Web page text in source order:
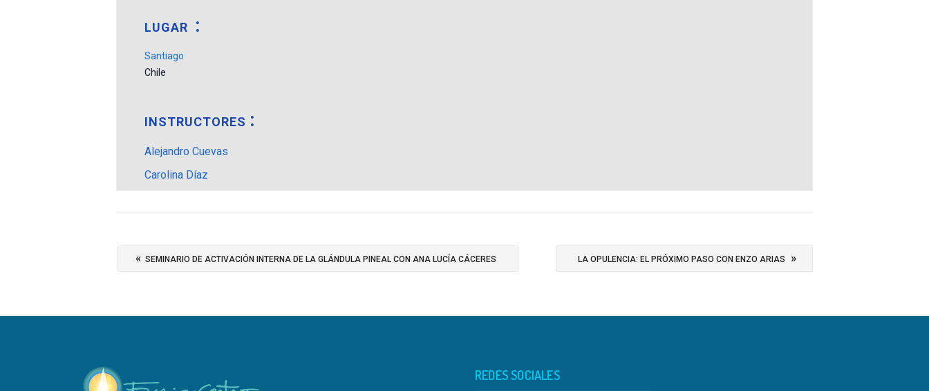
LUGAR
Santiago
Chile
INSTRUCTORES
Alejandro Cuevas
Carolina Díaz
« SEMINARIO DE ACTIVACIÓN INTERNA DE LA GLÁNDULA PINEAL CON ANA LUCÍA CÁCERES LA OPULENCIA: EL PRÓXIMO PASO CON ENZO ARIAS »
REDES SOCIALES